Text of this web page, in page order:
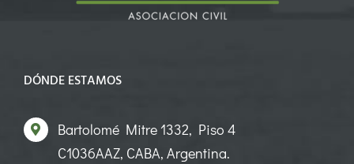
DÓNDE ESTAMOS
Bartolomé Mitre 1332, Piso 4
C1036AAZ, CABA, Argentina.